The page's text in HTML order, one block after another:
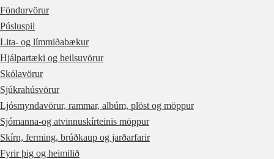
Föndurvörur
Púsluspil
Lita- og límmiðabækur
Hjálpartæki og heilsuvörur
Skólavörur
Sjúkrahúsvörur
Ljósmyndavörur, rammar, albúm, plöst og möppur
Sjómanna-og atvinnuskírteinis möppur
Skírn, ferming, brúðkaup og jarðarfarir
Fyrir þig og heimilið